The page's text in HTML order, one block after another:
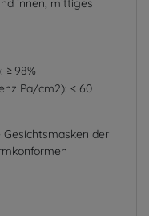
innen, mittiges
≥ 98%
Pa/cm2): < 60
Gesichtsmasken der